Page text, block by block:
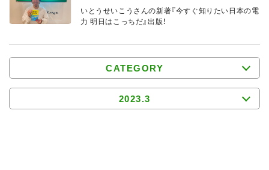
いとうせいこうさんの新著『今すぐ知りたい日本の電
力 明日はこっちだ』出版！
CATEGORY
2023.3